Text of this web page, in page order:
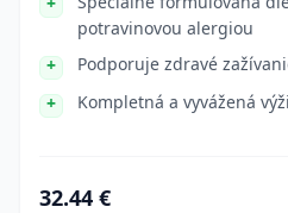
potravinovou alergiou
Podporuje zdravé
Kompletná a vyvážená
32.44 €